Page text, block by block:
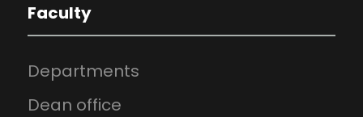
Faculty
Departments
Dean office